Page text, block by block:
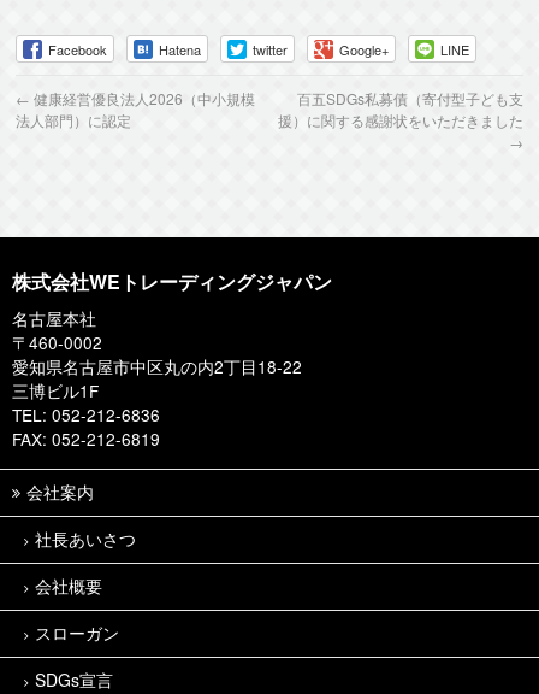
Facebook Hatena twitter Google+ LINE
← 健康経営優良法人2026（中小規模
法人部門）に認定
百五SDGs私募債（寄付型子ども支
援）に関する感謝状をいただきました
→
株式会社WEトレーディングジャパン
名古屋本社
〒460-0002
愛知県名古屋市中区丸の内2丁目18-22
三博ビル1F
TEL: 052-212-6836
FAX: 052-212-6819
会社案内
社長あいさつ
会社概要
スローガン
SDGs宣言